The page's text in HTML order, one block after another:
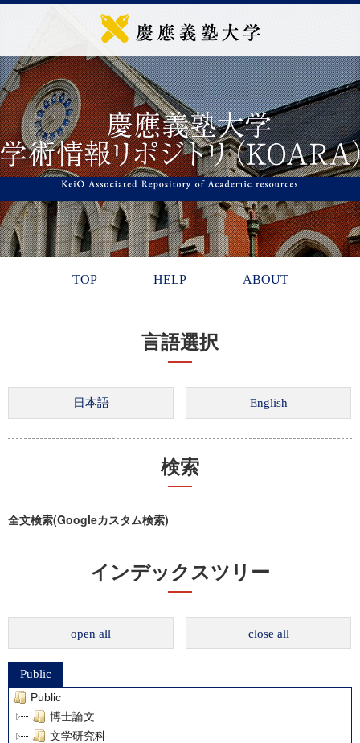
TOP HELP ABOUT
言語選択
検索
全文検索(Googleカスタム検索)
インデックスツリー
open all close all
Public
Public
博士論文
文学研究科